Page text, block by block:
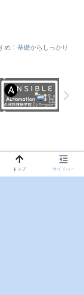
め！基礎からしっかり
む
トップ サイドバー